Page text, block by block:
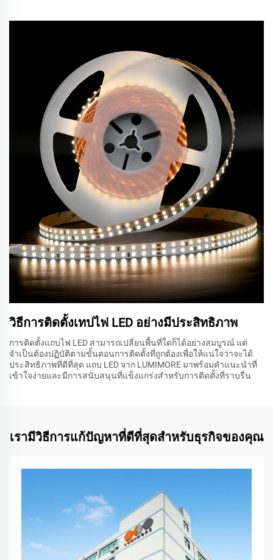
วิธีการติดตั้งเทปไฟ LED อย่างมีประสิทธิภาพ
การติดตั้งแถบไฟ LED สามารถเปลี่ยนพื้นที่ใดก็ได้อย่างสมบูรณ์ แต่
จำเป็นต้องปฏิบัติตามขั้นตอนการติดตั้งที่ถูกต้องเพื่อให้แน่ใจว่าจะได้
ประสิทธิภาพที่ดีที่สุด แถบ LED จาก LUMIMORE มาพร้อมคำแนะนำที่
เข้าใจง่ายและมีการสนับสนุนที่แข็งแกร่งสำหรับการติดตั้งที่ราบรื่น
เรามีวิธีการแก้ปัญหาที่ดีที่สุดสำหรับธุรกิจของคุณ